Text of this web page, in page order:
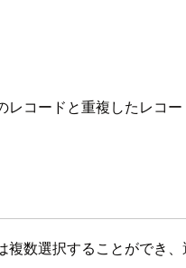
コードと重複したレコー
数選択することができ